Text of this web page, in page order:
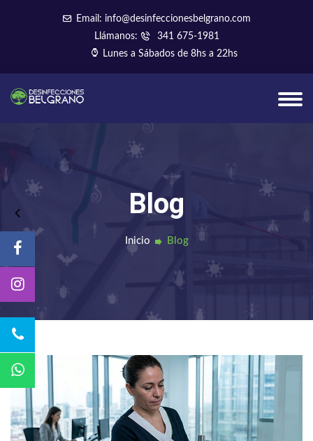
Email: info@desinfeccionesbelgrano.com
Llámanos:
341 675-1981
Lunes a Sábados de 8hs a 22hs
Blog
Inicio Blog